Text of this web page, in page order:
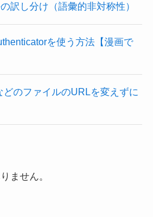
訳し分け（語彙的非対称性）
を使う方法【漫画で
のファイルのURLを変えずに
ません。